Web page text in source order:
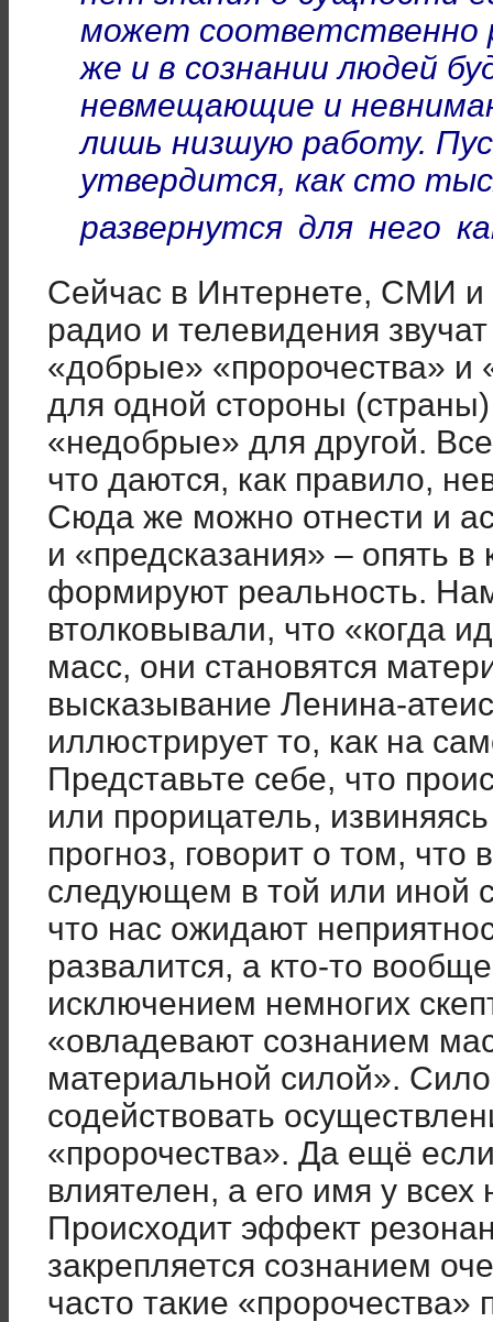
может соответственно
же и в сознании людей
невмещающие и
лишь низшую работу.
утвердится, как сто
развернутся для него
Сейчас в Интернете, СМИ и
радио и телевидения
«добрые» «пророчества» и
для одной стороны
«недобрые» для другой.
что даются, как правило,
Сюда же можно отнести и
и «предсказания» – опять
формируют реальность.
втолковывали, что «когда
масс, они становятся
высказывание Ленина-
иллюстрирует то, как на
Представьте себе, что
или прорицатель,
прогноз, говорит о том, что
следующем в той или иной
что нас ожидают
развалится, а кто-то
исключением немногих
«овладевают сознанием
материальной силой».
содействовать
«пророчества». Да ещё
влиятелен, а его имя у всех
Происходит эффект
закрепляется сознанием
часто такие